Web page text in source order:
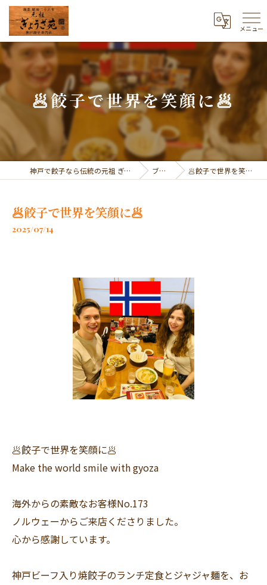
メニュー
🥟餃子で世界を笑顔に🥟
神戸で餃子なら伝統の元祖 ぎょうざ苑 ブログ 🥟餃子で世界を笑顔に🥟
🥟餃子で世界を笑顔に🥟
2025/07/14
🥟餃子で世界を笑顔に🥟
Make the world smile with gyoza
海外からの素敵なお客様No.173
ノルウェーからご来店くださりました。
心から感謝しています。
神戸ビーフ入り焼餃子のランチ定食とジャジャ麺を、お